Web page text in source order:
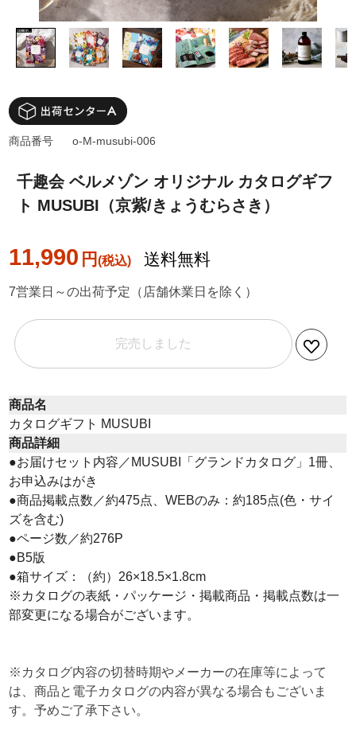
千趣会 ベルメゾン オリジナル カタログギフ
ト MUSUBI（京紫/きょうむらさき）
11,990 円 送料無料
商品番号 o-M-musubi-006
7営業日～の出荷予定（店舗休業日を除く）
完売しました
商品名
カタログギフト MUSUBI
商品詳細
●お届けセット内容／MUSUBI「グランドカタログ」1冊、
お申込みはがき
●商品掲載点数／約475点、WEBのみ：約185点(色・サイ
ズを含む)
●ページ数／約276P
●B5版
●箱サイズ：（約）26×18.5×1.8cm
※カタログの表紙・パッケージ・掲載商品・掲載点数は一
部変更になる場合がございます。
※カタログ内容の切替時期やメーカーの在庫等によって
は、商品と電子カタログの内容が異なる場合もございま
す。予めご了承下さい。